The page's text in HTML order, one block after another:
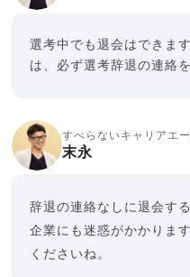
選考中でも退会はできま
は、必ず選考辞退の連絡
すべらないキャリアエ
末永
辞退の連絡なしに退会す
企業にも迷惑がかかりま
くださいね。